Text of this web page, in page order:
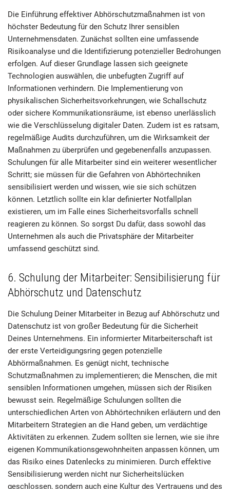
Die Einführung effektiver Abhörschutzmaßnahmen ist von
höchster Bedeutung für den Schutz Ihrer sensiblen
Unternehmensdaten. Zunächst sollten eine umfassende
Risikoanalyse und die Identifizierung potenzieller Bedrohungen
erfolgen. Auf dieser Grundlage lassen sich geeignete
Technologien auswählen, die unbefugten Zugriff auf
Informationen verhindern. Die Implementierung von
physikalischen Sicherheitsvorkehrungen, wie Schallschutz
oder sichere Kommunikationsräume, ist ebenso unerlässlich
wie die Verschlüsselung digitaler Daten. Zudem ist es ratsam,
regelmäßige Audits durchzuführen, um die Wirksamkeit der
Maßnahmen zu überprüfen und gegebenenfalls anzupassen.
Schulungen für alle Mitarbeiter sind ein weiterer wesentlicher
Schritt; sie müssen für die Gefahren von Abhörtechniken
sensibilisiert werden und wissen, wie sie sich schützen
können. Letztlich sollte ein klar definierter Notfallplan
existieren, um im Falle eines Sicherheitsvorfalls schnell
reagieren zu können. So sorgst Du dafür, dass sowohl das
Unternehmen als auch die Privatsphäre der Mitarbeiter
umfassend geschützt sind.
6. Schulung der Mitarbeiter: Sensibilisierung für
Abhörschutz und Datenschutz
Die Schulung Deiner Mitarbeiter in Bezug auf Abhörschutz und
Datenschutz ist von großer Bedeutung für die Sicherheit
Deines Unternehmens. Ein informierter Mitarbeiterschaft ist
der erste Verteidigungsring gegen potenzielle
Abhörmaßnahmen. Es genügt nicht, technische
Schutzmaßnahmen zu implementieren; die Menschen, die mit
sensiblen Informationen umgehen, müssen sich der Risiken
bewusst sein. Regelmäßige Schulungen sollten die
unterschiedlichen Arten von Abhörtechniken erläutern und den
Mitarbeitern Strategien an die Hand geben, um verdächtige
Aktivitäten zu erkennen. Zudem sollten sie lernen, wie sie ihre
eigenen Kommunikationsgewohnheiten anpassen können, um
das Risiko eines Datenlecks zu minimieren. Durch effektive
Sensibilisierung werden nicht nur Sicherheitslücken
geschlossen, sondern auch eine Kultur des Vertrauens und des